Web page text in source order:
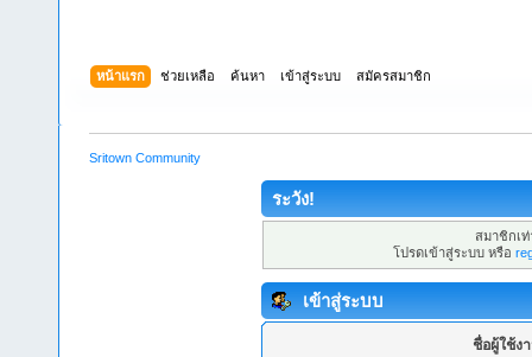
หน้าแรก ช่วยเหลือ ค้นหา เข้าสู่ระบบ สมัครสมาชิก
Sritown Community
ระวัง!
สมาชิกเ
โปรดเข้าสู่ระบบ หรือ
เข้าสู่ระบบ
ชื่อผู้ใช้ง